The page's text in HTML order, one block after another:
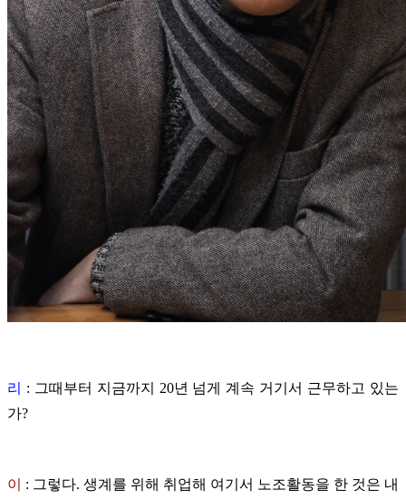
리
: 그때부터 지금까지 20년 넘게 계속 거기서 근무하고 있는
가?
이 : 그렇다. 생계를 위해 취업해 여기서 노조활동을 한 것은 내